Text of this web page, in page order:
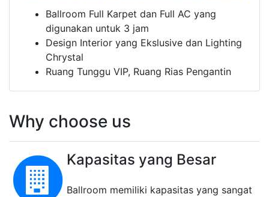
Ballroom Full Karpet dan Full AC yang
digunakan untuk 3 jam
Design Interior yang Ekslusive dan Lighting
Ruang Tunggu VIP, Ruang Rias Pengantin
Why choose us